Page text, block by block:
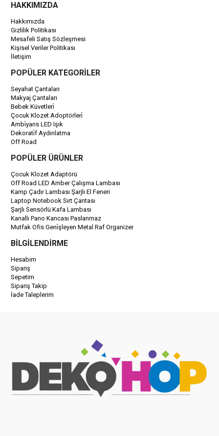
HAKKIMIZDA
Hakkımızda
Gizlilik Politikası
Mesafeli Satış Sözleşmesi
Kişisel Veriler Politikası
İletişim
POPÜLER KATEGORİLER
Seyahat Çantaları
Makyaj Çantaları
Bebek Küvetleri̇
Çocuk Klozet Adoptörleri̇
Ambi̇yans LED Işık
Dekorati̇f Aydınlatma
Off Road
POPÜLER ÜRÜNLER
Çocuk Klozet Adaptörü
Off Road LED Amber Çalışma Lambası
Kamp Çadır Lambası Şarjlı El Feneri
Laptop Notebook Sırt Çantası
Şarjlı Sensörlü Kafa Lambası
Kanallı Pano Kancası Paslanmaz
Mutfak Ofis Geni̇şleyen Metal Raf Organizer
BİLGİLENDİRME
Hesabım
Sipariş
Sepetim
Sipariş Takip
İade Taleplerim